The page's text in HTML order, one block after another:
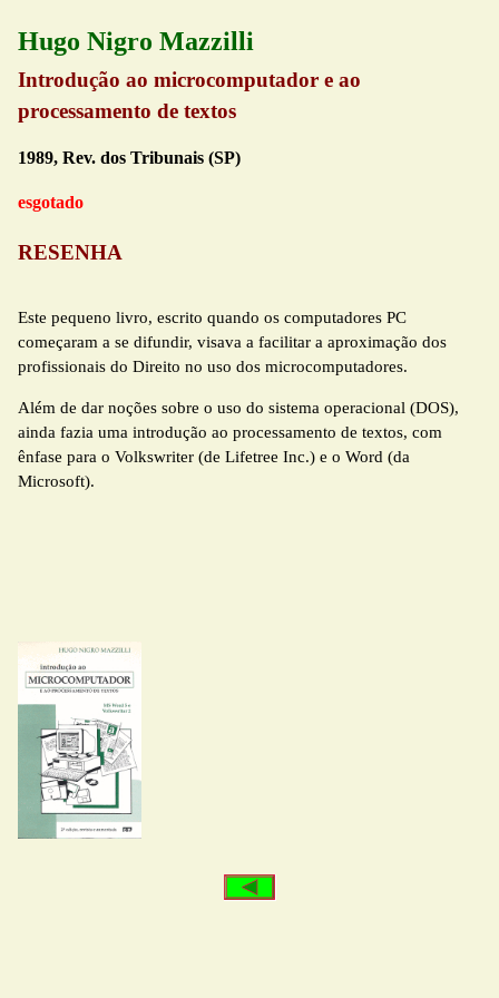
Hugo Nigro Mazzilli
Introdução ao microcomputador e ao
processamento de textos
1989, Rev. dos Tribunais (SP)
esgotado
RESENHA
Este pequeno livro, escrito quando os computadores PC
começaram a se difundir, visava a facilitar a aproximação dos
profissionais do Direito no uso dos microcomputadores.
Além de dar noções sobre o uso do sistema operacional (DOS),
ainda fazia uma introdução ao processamento de textos, com
ênfase para o Volkswriter (de Lifetree Inc.) e o Word (da
Microsoft).